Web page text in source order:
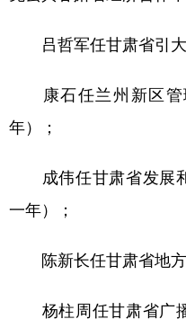
吕哲军任甘肃省引大
康石任兰州新区管
年）；
成伟任甘肃省发展
一年）；
陈新长任甘肃省地方
杨柱周任甘肃省广